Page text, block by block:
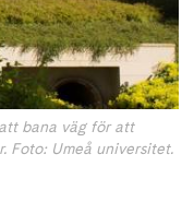
bana väg för att
Foto: Umeå universitet.